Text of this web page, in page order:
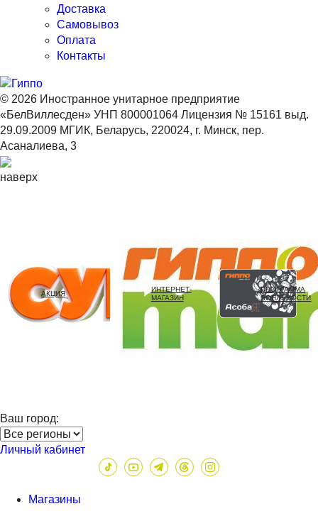
Доставка
Самовывоз
Оплата
Контакты
© 2026 Иностранное унитарное предприятие
«БелВиллесден» УНП 800001064 Лицензия № 15161 выд.
29.09.2009 МГИК, Беларусь, 220024, г. Минск, пер.
Асаналиева, 3
наверх
АКЦИЯ
ИНТЕРНЕТ-
МАГАЗИН
ПРОГРАММА
ЛОЯЛЬНОСТИ
Ваш город:
Личный кабинет
Магазины